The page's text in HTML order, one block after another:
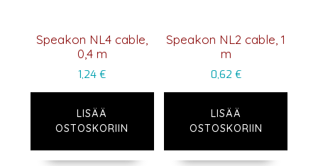
Speakon NL4 cable,
0,4 m
1,24€
LISÄÄ
OSTOSKORIIN
Speakon NL2 cable, 1
m
0,62 €
LISÄÄ
OSTOSKORIIN